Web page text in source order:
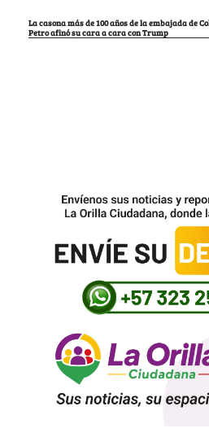
La casona más de 100 años de la embajada de
Petro afinó su cara a cara con Trump